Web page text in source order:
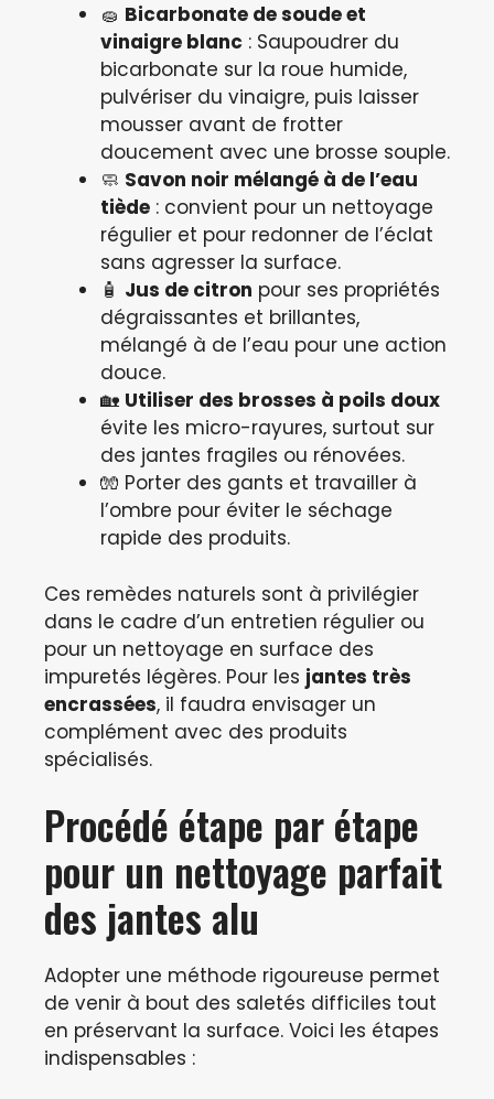
🧽 Bicarbonate de soude et
vinaigre blanc : Saupoudrer du
bicarbonate sur la roue humide,
pulvériser du vinaigre, puis laisser
mousser avant de frotter
doucement avec une brosse souple.
🧼 Savon noir mélangé à de l’eau
tiède : convient pour un nettoyage
régulier et pour redonner de l’éclat
sans agresser la surface.
🧴 Jus de citron pour ses propriétés
dégraissantes et brillantes,
mélangé à de l’eau pour une action
douce.
🏡 Utiliser des brosses à poils doux
évite les micro-rayures, surtout sur
des jantes fragiles ou rénovées.
🧤 Porter des gants et travailler à
l’ombre pour éviter le séchage
rapide des produits.
Ces remèdes naturels sont à privilégier
dans le cadre d’un entretien régulier ou
pour un nettoyage en surface des
impuretés légères. Pour les jantes très
encrassées, il faudra envisager un
complément avec des produits
spécialisés.
Procédé étape par étape
pour un nettoyage parfait
des jantes alu
Adopter une méthode rigoureuse permet
de venir à bout des saletés difficiles tout
en préservant la surface. Voici les étapes
indispensables :